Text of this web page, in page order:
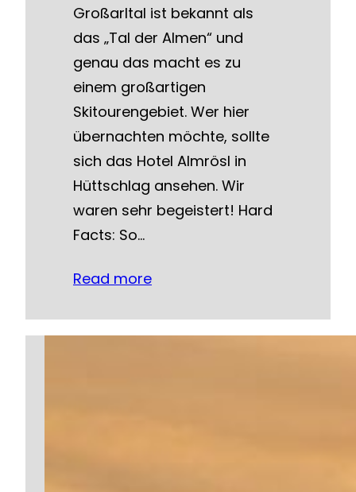
Großarltal ist bekannt als
das „Tal der Almen“ und
genau das macht es zu
einem großartigen
Skitourengebiet. Wer hier
übernachten möchte, sollte
sich das Hotel Almrösl in
Hüttschlag ansehen. Wir
waren sehr begeistert! Hard
Facts: So…
Read more